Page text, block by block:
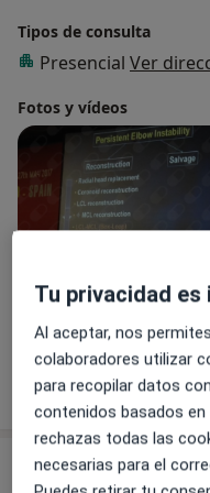
Tipos de consulta
Presencial Ver
Fotos y vídeos
Ver galería (5)
Servicios y precios
Tu privacidad
Al aceptar, nos
colaboradores utilizar
para recopilar datos
contenidos basados
rechazas todas las
necesarias para el